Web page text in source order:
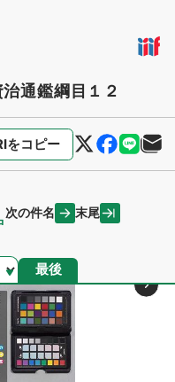
治通鑑綱目１２
をコピー
次の件名 末尾
最後